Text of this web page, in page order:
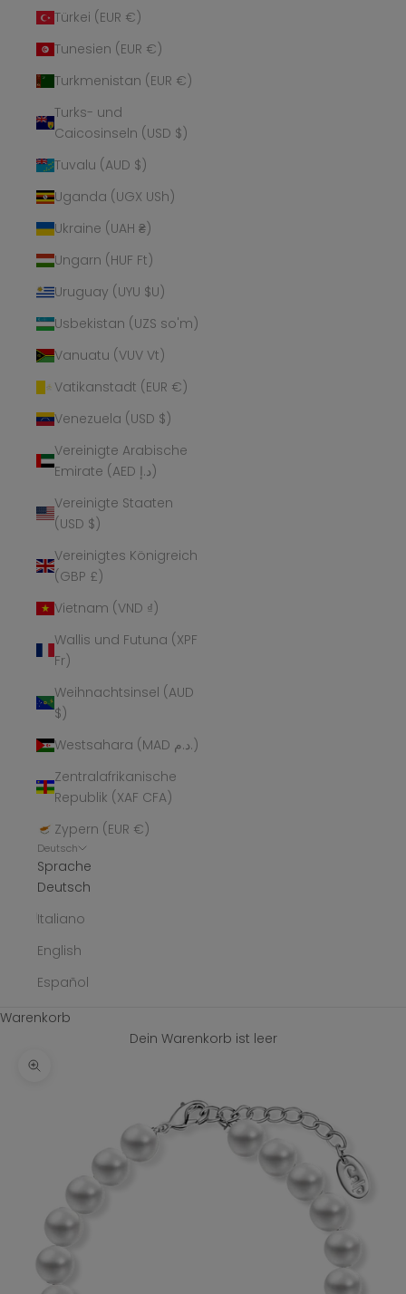
Türkei (EUR €)
Tunesien (EUR €)
Turkmenistan (EUR €)
Turks- und
Caicosinseln (USD $)
Tuvalu (AUD $)
Uganda (UGX USh)
Ukraine (UAH ₴)
Ungarn (HUF Ft)
Uruguay (UYU $U)
Usbekistan (UZS so'm)
Vanuatu (VUV Vt)
Vatikanstadt (EUR €)
Venezuela (USD $)
Vereinigte Arabische
Emirate (AED د.إ)
Vereinigte Staaten
(USD $)
Vereinigtes Königreich
(GBP £)
Vietnam (VND ₫)
Wallis und Futuna (XPF
Fr)
Weihnachtsinsel (AUD
$)
Westsahara (MAD د.م.)
Zentralafrikanische
Republik (XAF CFA)
Zypern (EUR €)
Deutsch
Sprache
Deutsch
Italiano
English
Español
Warenkorb
Dein Warenkorb ist leer
Bild vergrößern